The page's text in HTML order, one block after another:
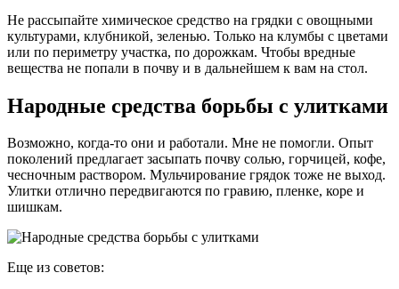
Не рассыпайте химическое средство на грядки с овощными
культурами, клубникой, зеленью. Только на клумбы с цветами
или по периметру участка, по дорожкам. Чтобы вредные
вещества не попали в почву и в дальнейшем к вам на стол.
Народные средства борьбы с улитками
Возможно, когда-то они и работали. Мне не помогли. Опыт
поколений предлагает засыпать почву солью, горчицей, кофе,
чесночным раствором. Мульчирование грядок тоже не выход.
Улитки отлично передвигаются по гравию, пленке, коре и
шишкам.
Еще из советов: